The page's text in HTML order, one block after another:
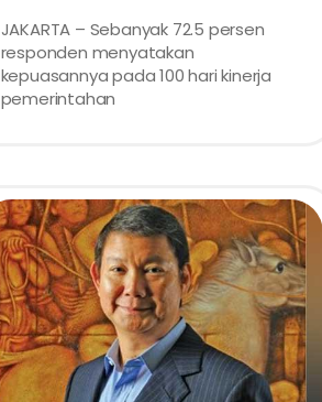
JAKARTA – Sebanyak 72.5 persen
responden menyatakan
kepuasannya pada 100 hari kinerja
pemerintahan